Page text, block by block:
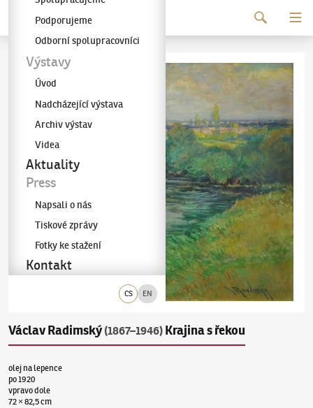
Galerie KODL
CS EN
Podporujeme
Odborní spolupracovníci
Výstavy
Úvod
Nadcházející výstava
Archiv výstav
Videa
Aktuality
Press
Napsali o nás
Tiskové zprávy
Fotky ke stažení
Kontakt
Václav Radimský(1867–1946) Krajina s řekou
olej na lepence
po 1920
vpravo dole
72 × 82,5 cm